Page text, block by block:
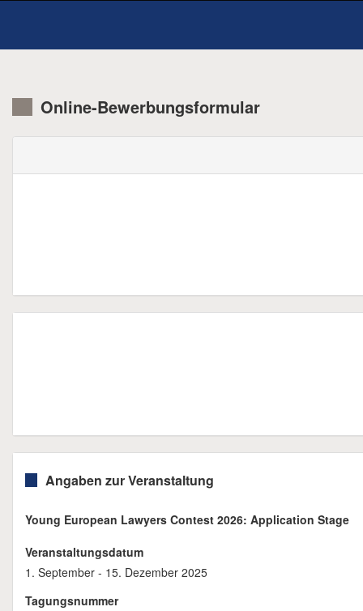
Online-Bewerbungsformular
Angaben zur Veranstaltung
Young European Lawyers Contest 2026: Application Stage
Veranstaltungsdatum
1. September - 15. Dezember 2025
Tagungsnummer